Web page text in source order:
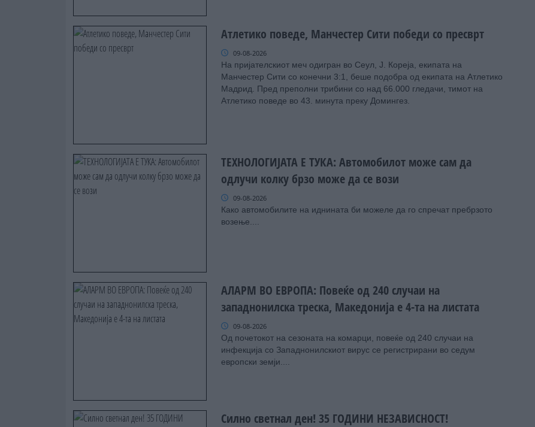
Атлетико поведе, Манчестер Сити победи со пресврт
09-08-2026
На пријателскиот меч одигран во Сеул, Ј. Кореја, екипата на
Манчестер Сити со конечни 3:1, беше подобра од екипата на Атлетико
Мадрид. Пред преполни трибини со над 66.000 гледачи, тимот на
Атлетико поведе во 43. минута преку Домингез.
ТЕХНОЛОГИЈАТА Е ТУКА: Автомобилот може сам да
одлучи колку брзо може да се вози
09-08-2026
Како автомобилите на иднината би можеле да го спречат пребрзото
возење....
АЛАРМ ВО ЕВРОПА: Повеќе од 240 случаи на
западнонилска треска, Македонија е 4-та на листата
09-08-2026
Од почетокот на сезоната на комарци, повеќе од 240 случаи на
инфекција со Западнонилскиот вирус се регистрирани во седум
европски земји....
Силно светнал ден! 35 ГОДИНИ НЕЗАВИСНОСТ!